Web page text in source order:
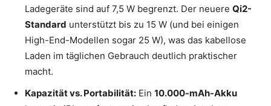
Ladegeräte sind auf 7,5 W begrenzt. Der neuere Qi2-
Standard unterstützt bis zu 15 W (und bei einigen
High-End-Modellen sogar 25 W), was das kabellose
Laden im täglichen Gebrauch deutlich praktischer
macht.
Kapazität vs. Portabilität: Ein 10.000-mAh-Akku